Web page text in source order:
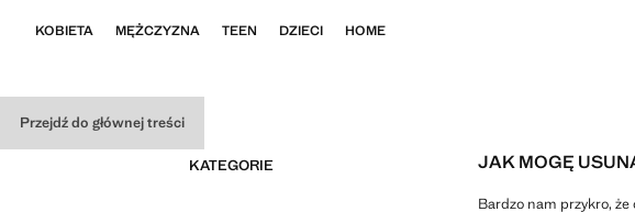
Przejdź do głównej treści
KOBIETA MĘŻCZYZNA TEEN DZIECI HOME
JAK MOGĘ
Bardzo nam przykro,
KATEGORIE